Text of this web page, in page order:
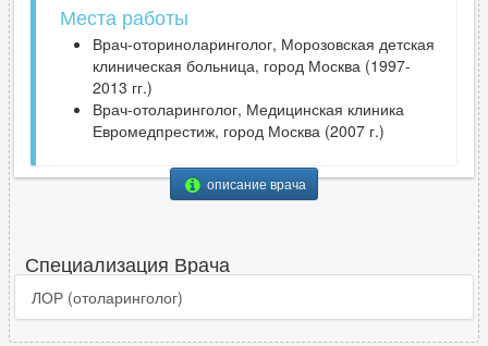
Места работы
Врач-оториноларинголог, Морозовская детская
клиническая больница, город Москва (1997-
2013 гг.)
Врач-отоларинголог, Медицинская клиника
Евромедпрестиж, город Москва (2007 г.)
описание врача
Специализация Врача
ЛОР (отоларинголог)